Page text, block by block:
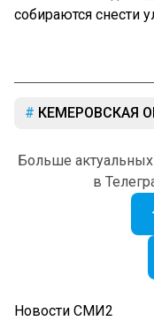
собираются снести
КЕМЕРОВСКАЯ
Больше
в
Новости СМИ2